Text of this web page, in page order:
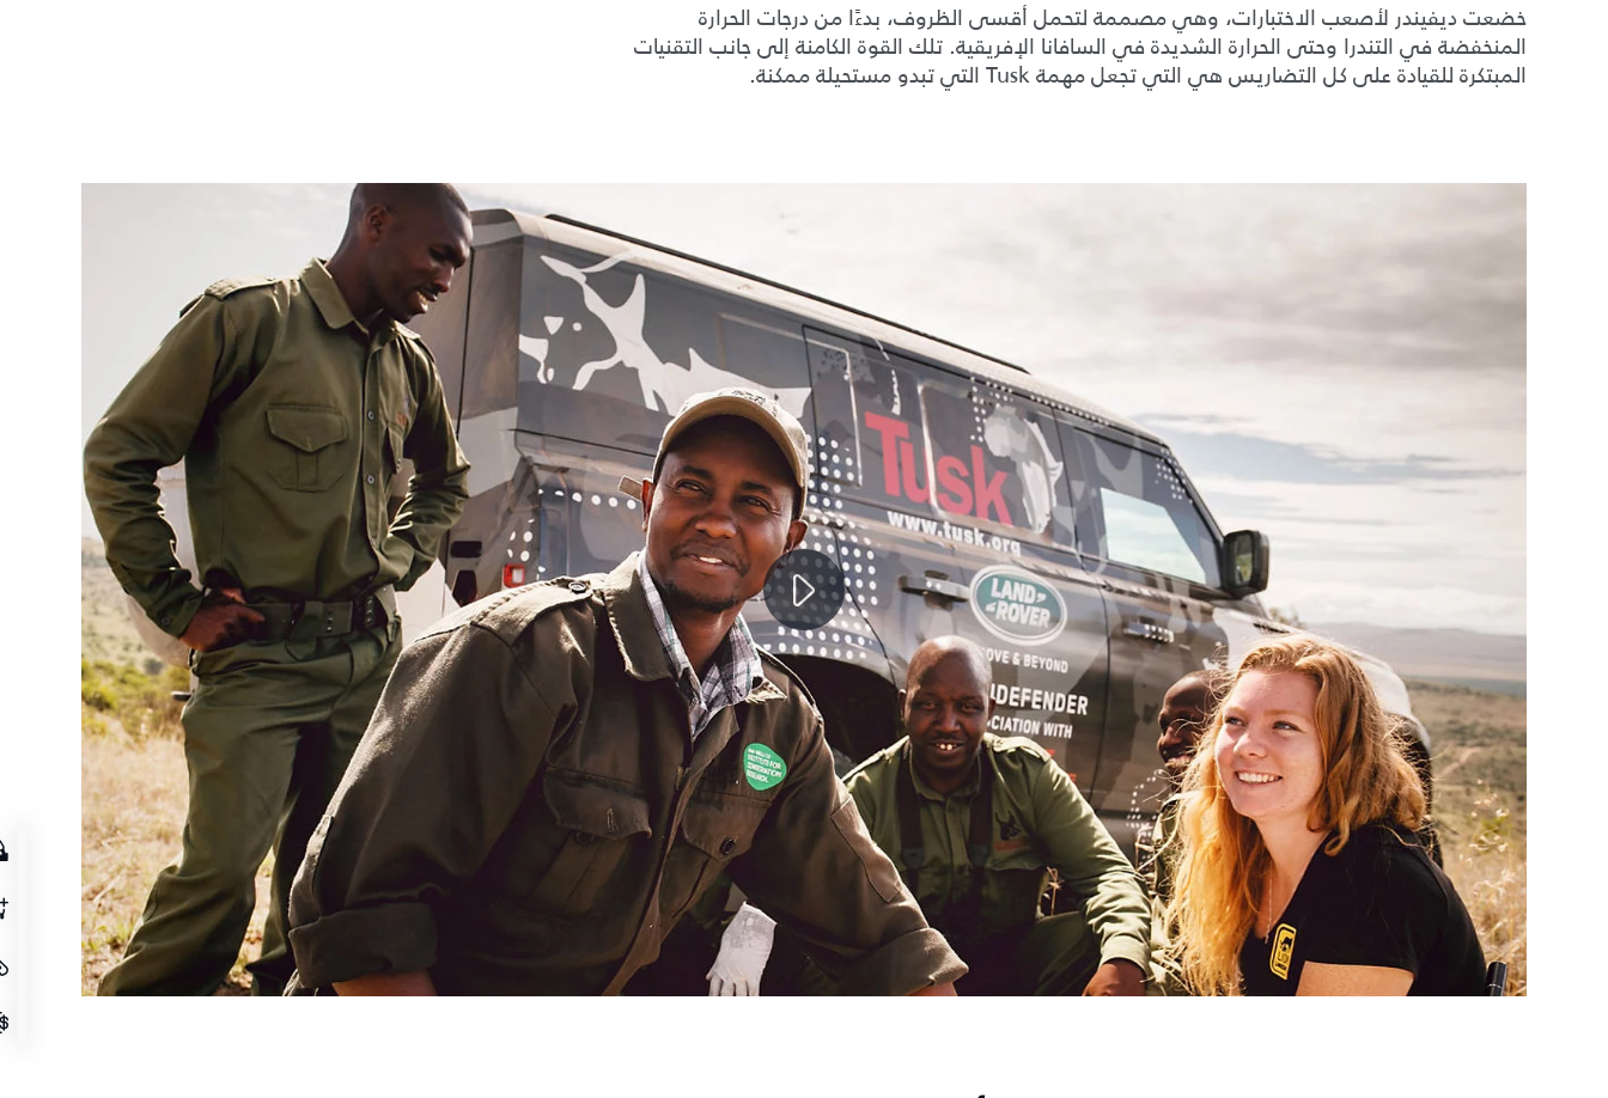
خضعت ديفيندر لأصعب الاختبارات، وهي مصممة لتحمل أقسى الظروف، بدءًا من درجات الحرارة
المنخفضة في التندرا وحتى الحرارة الشديدة في السافانا الإفريقية. تلك القوة الكامنة إلى جانب التقنيات
المبتكرة للقيادة على كل التضاريس هي التي تجعل مهمة Tusk التي تبدو مستحيلة ممكنة.